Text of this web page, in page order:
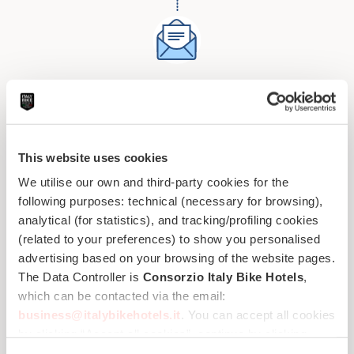
This website uses cookies
We utilise our own and third-party cookies for the
following purposes: technical (necessary for browsing),
analytical (for statistics), and tracking/profiling cookies
(related to your preferences) to show you personalised
advertising based on your browsing of the website pages.
The Data Controller is Consorzio Italy Bike Hotels,
which can be contacted via the email:
business@italybikehotels.it . You can accept all cookies
Richiedi un preventivo gratuito
a questo bike hotel
Quotazione diretta dall'hotel
Risposta veloce: controlla la tua email!
Miglior tariffa web per ciclisti
La tua richiesta verrà inviata an. 1 hotel